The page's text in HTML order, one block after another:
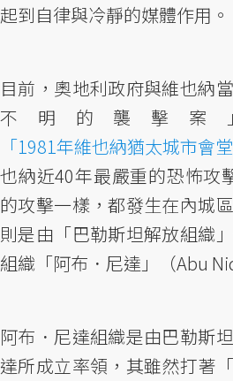
起到自律與冷靜的媒體作用。
目前，奧地利政府與維也納
不明的襲擊案
「1981年維也納猶太城市會
也納近40年最嚴重的恐怖
的攻擊一樣，都發生在內城
則是由「巴勒斯坦解放組織
組織「阿布．尼達」（Abu
阿布．尼達組織是由巴勒斯
達所成立率領，其雖然打著